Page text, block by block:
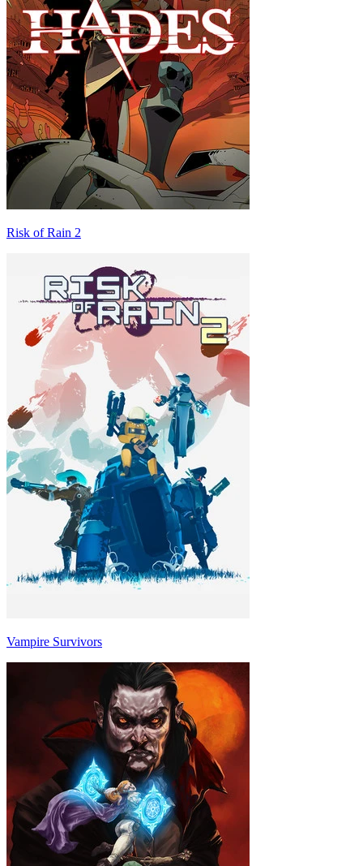
Risk of Rain 2
Vampire Survivors